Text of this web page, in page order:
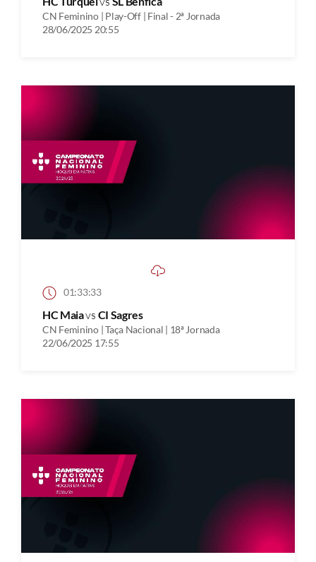
CN Feminino | Play-Off | Final - 2ª Jornada
28/06/2025 20:55
01:33:33
HC Maiavs CI Sagres
CN Feminino | Taça Nacional | 18ª Jornada
22/06/2025 17:55